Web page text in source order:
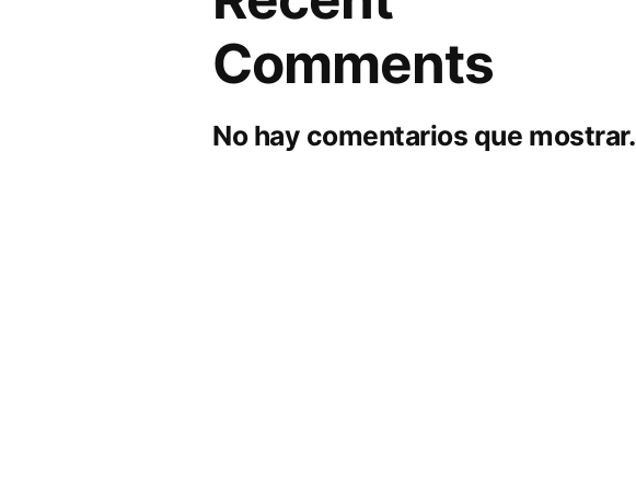
Comments
No hay comentarios que mostrar.